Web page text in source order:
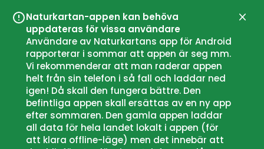
Naturkartan-appen kan behöva
uppdateras för vissa användare
Användare av Naturkartans app för Android
rapporterar i sommar att appen är seg mm.
Vi rekommenderar att man raderar appen
helt från sin telefon i så fall och laddar ned
igen! Då skall den fungera bättre. Den
befintliga appen skall ersättas av en ny app
efter sommaren. Den gamla appen laddar
all data för hela landet lokalt i appen (för
att klara offline-läge) men det innebär att